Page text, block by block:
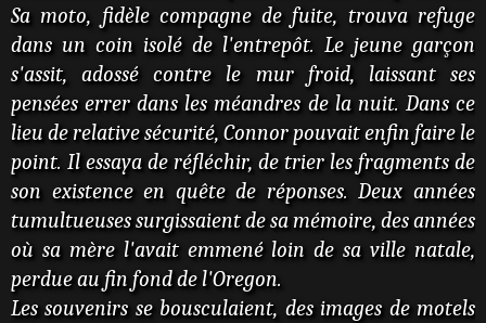
Sa moto, fidèle compagne de fuite, trouva refuge
dans un coin isolé de l'entrepôt. Le jeune garçon
s'assit, adossé contre le mur froid, laissant ses
pensées errer dans les méandres de la nuit. Dans ce
lieu de relative sécurité, Connor pouvait enfin faire le
point. Il essaya de réfléchir, de trier les fragments de
son existence en quête de réponses. Deux années
tumultueuses surgissaient de sa mémoire, des années
où sa mère l'avait emmené loin de sa ville natale,
perdue au fin fond de l'Oregon.
Les souvenirs se bousculaient, des images de motels